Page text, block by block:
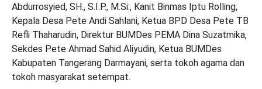
Abdurrosyied, SH., S.I.P., M.Si., Kanit Binmas Iptu Rolling,
Kepala Desa Pete Andi Sahlani, Ketua BPD Desa Pete TB
Refli Thaharudin, Direktur BUMDes PEMA Dina Suzatmika,
Sekdes Pete Ahmad Sahid Aliyudin, Ketua BUMDes
Kabupaten Tangerang Darmayani, serta tokoh agama dan
tokoh masyarakat setempat.